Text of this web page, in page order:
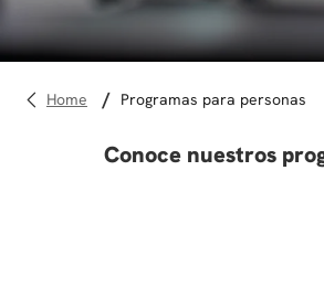
derecho
programas para personas
Conoce nuestros